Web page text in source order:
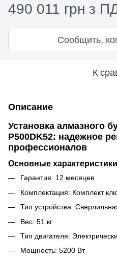
490 011 грн з
Сообщить,
К
Описание
Установка алмазного
P500DK52: надежное
профессионалов
Основные
Гарантия: 12 месяцев
Комплектация: Комплект
Тип устройства:
Вес: 51 кг
Тип двигателя:
Мощность: 5200 Вт